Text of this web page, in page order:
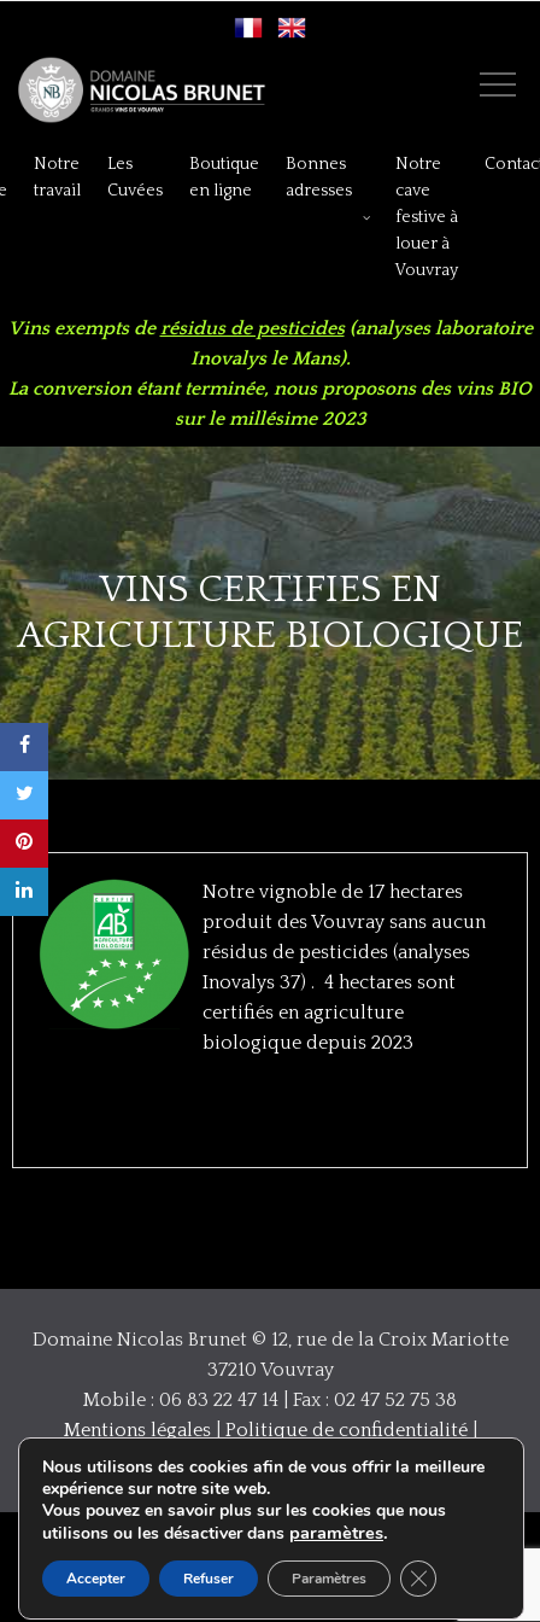
Notre
travail
Les
Cuvées
Boutique
en ligne
Bonnes
adresses
Notre
cave
festive à
louer à
Vouvray
Vins exempts derésidus de pesticides(analyses laboratoire
Inovalys le Mans).
La conversion étant terminée, nous proposons des vins BIO
sur le millésime 2023
VINS CERTIFIES EN
AGRICULTURE BIOLOGIQUE
Notre vignoble de 17 hectares
produit des Vouvray sans aucun
résidus de pesticides (analyses
Inovalys 37) . 4 hectares sont
certifiés en agriculture
biologique depuis 2023
Domaine Nicolas Brunet © 12, rue de la Croix Mariotte
37210 Vouvray
Mobile : 06 83 22 47 14 | Fax : 02 47 52 75 38
Mentions légales| Politique de confidentialité|
Création/Réalisation :IGNIS Communication
Nous utilisons des cookies afin de vous offrir la meilleure
expérience sur notre site web.
Vous pouvez en savoir plus sur les cookies que nous
utilisons ou les désactiver dans paramètres.
Accepter Refuser Paramètres Close GDPR